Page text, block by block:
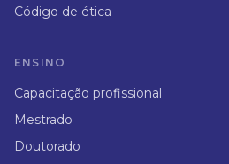
Código de ética
ENSINO
Capacitação profissional
Mestrado
Doutorado